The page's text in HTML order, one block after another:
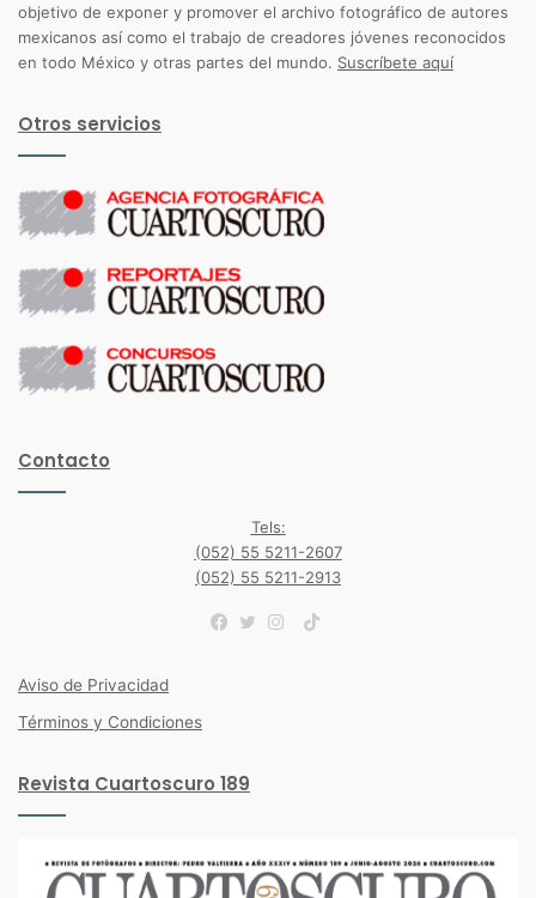
objetivo de exponer y promover el archivo fotográfico de autores
mexicanos así como el trabajo de creadores jóvenes reconocidos
en todo México y otras partes del mundo. Suscríbete aquí
Otros servicios
Contacto
Tels:
(052) 55 5211-2607
(052) 55 5211-2913
TikTok
Aviso de Privacidad
Términos y Condiciones
Revista Cuartoscuro 189